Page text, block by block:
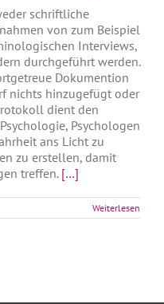
schriftliche
von zum Beispiel
Interviews,
durchgeführt werden.
Dokumention
nichts hinzugefügt oder
dient den
Psychologen
ans Licht zu
zu erstellen, damit
treffen. […]
Weiterlesen